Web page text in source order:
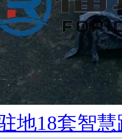
地18套智